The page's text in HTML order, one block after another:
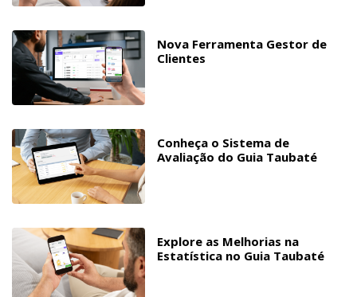
Nova Ferramenta Gestor de
Clientes
Conheça o Sistema de
Avaliação do Guia Taubaté
Explore as Melhorias na
Estatística no Guia Taubaté